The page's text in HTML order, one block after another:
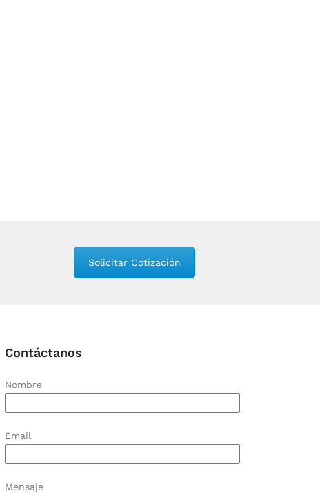
Solicitar Cotización
Contáctanos
Nombre
Email
Mensaje